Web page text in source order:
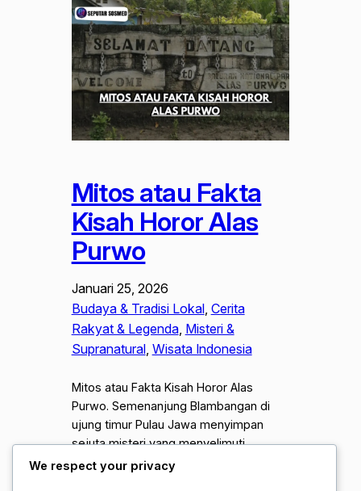
Mitos atau Fakta
Kisah Horor Alas
Purwo
Januari 25, 2026
Budaya & Tradisi Lokal, Cerita
Rakyat & Legenda, Misteri &
Supranatural, Wisata Indonesia
Mitos atau Fakta Kisah Horor Alas
Purwo. Semenanjung Blambangan di
ujung timur Pulau Jawa menyimpan
sejuta misteri yang menyelimuti
rimbunnya hutan tertua di tanah Jawa.
We respect your privacy